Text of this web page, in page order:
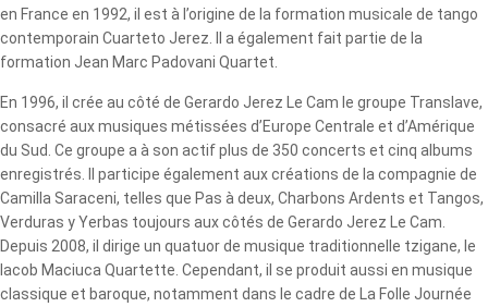
en France en 1992, il est à l’origine de la formation musicale de tango
contemporain Cuarteto Jerez. Il a également fait partie de la
formation Jean Marc Padovani Quartet.
En 1996, il crée au côté de Gerardo Jerez Le Cam le groupe Translave,
consacré aux musiques métissées d’Europe Centrale et d’Amérique
du Sud. Ce groupe a à son actif plus de 350 concerts et cinq albums
enregistrés. Il participe également aux créations de la compagnie de
Camilla Saraceni, telles que Pas à deux, Charbons Ardents et Tangos,
Verduras y Yerbas toujours aux côtés de Gerardo Jerez Le Cam.
Depuis 2008, il dirige un quatuor de musique traditionnelle tzigane, le
Iacob Maciuca Quartette. Cependant, il se produit aussi en musique
classique et baroque, notamment dans le cadre de La Folle Journée